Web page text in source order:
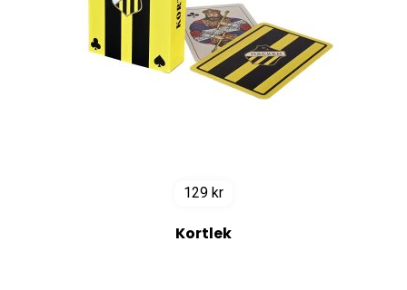
129 kr
Kortlek